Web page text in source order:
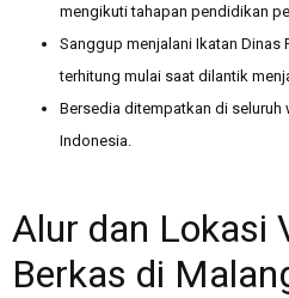
mengikuti tahapan pendidikan
Sanggup menjalani Ikatan Dinas
terhitung mulai saat dilantik
Bersedia ditempatkan di seluruh
Indonesia.
Alur dan Lokasi
Berkas di